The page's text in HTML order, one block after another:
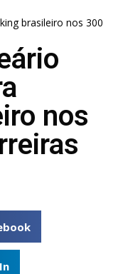
brasileiro nos 300
nos